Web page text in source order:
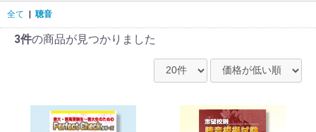
全て 聴音
3件の商品が見つかりました